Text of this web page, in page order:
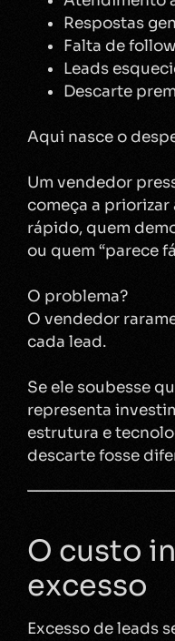
Respostas
Falta de
Leads
Descarte
Aqui nasce o
Um vendedor
começa a
rápido, quem
ou quem “parece
O problema?
O vendedor
cada lead.
Se ele soubesse
representa
estrutura e
descarte fosse
O custo
excesso
Excesso de leads